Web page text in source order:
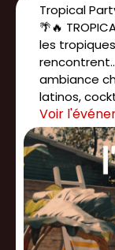
Tropical
🌴🔥
les
ambiance
latinos,